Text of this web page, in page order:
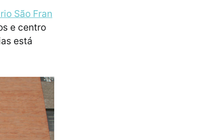
São Fran
e centro
está